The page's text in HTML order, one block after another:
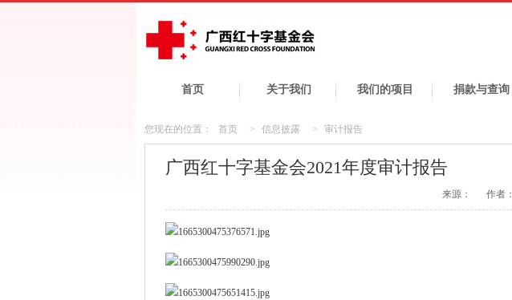
首页 关于我们 我们的项目 捐款与查询
您现在的位置： 首页 > 信息披露 > 审计报告
广西红十字基金会2021年度审计报告
来源： 作者：